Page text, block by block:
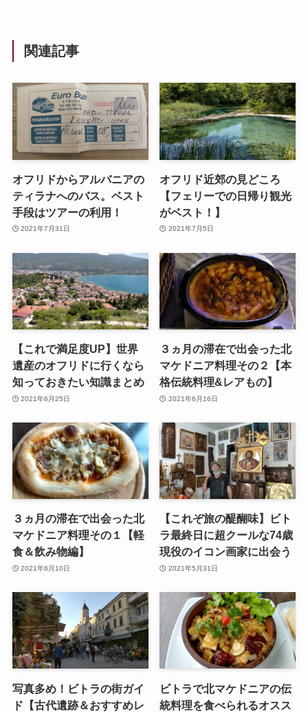
関連記事
オフリドからアルバニアの
ティラナへのバス。ベスト
手段はツアーの利用！
2021年7月31日
オフリド近郊の見どころ
【フェリーでの日帰り観光
がベスト！】
2021年7月5日
【これで満足度UP】世界
遺産のオフリドに行くなら
知っておきたい知識まとめ
2021年6月25日
３ヵ月の滞在で出会った北
マケドニア料理その２【本
格伝統料理&レアもの】
2021年6月16日
３ヵ月の滞在で出会った北
マケドニア料理その１【軽
食＆飲み物編】
2021年6月10日
【これぞ旅の醍醐味】ビト
ラ最終日に超クールな74歳
現役のイコン画家に出会う
2021年5月31日
写真多め！ビトラの街ガイ
ド【古代遺跡＆おすすめレ
ビトラで北マケドニアの伝
統料理を食べられるオスス